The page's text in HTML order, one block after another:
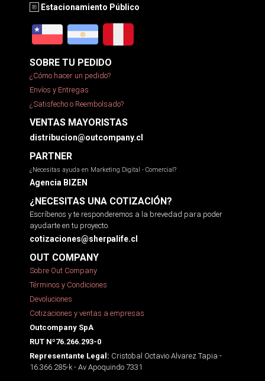
Estacionamiento Público
SOBRE TU PEDIDO
¿Cómo hacer un pedido?
Envíos y Entregas
¿Satisfecho o Reembolsado?
VENTAS MAYORISTAS
distribucion@outcompany.cl
PARTNER
¿Necesitas ayuda en Marketing Digital - Comercial?
Agencia BIZEN
¿NECESITAS UNA COTIZACIÓN?
Escríbenos y te responderemos a la brevedad para poder
ayudarte en tu proyecto.
cotizaciones@sherpalife.cl
OUT COMPANY
Sobre Out Company
Términos y Condiciones
Devoluciones
Cotizaciones y ventas a empresas
Outcompany SpA
RUT Nº76.266.293-0
Representante Legal: Cristobal Octavio Alvarez Tapia -
16.366.285-k - Av Apoquindo 7331